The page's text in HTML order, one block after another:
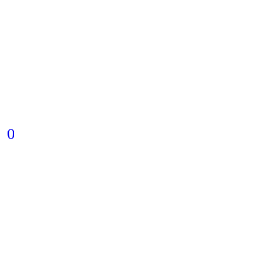
0